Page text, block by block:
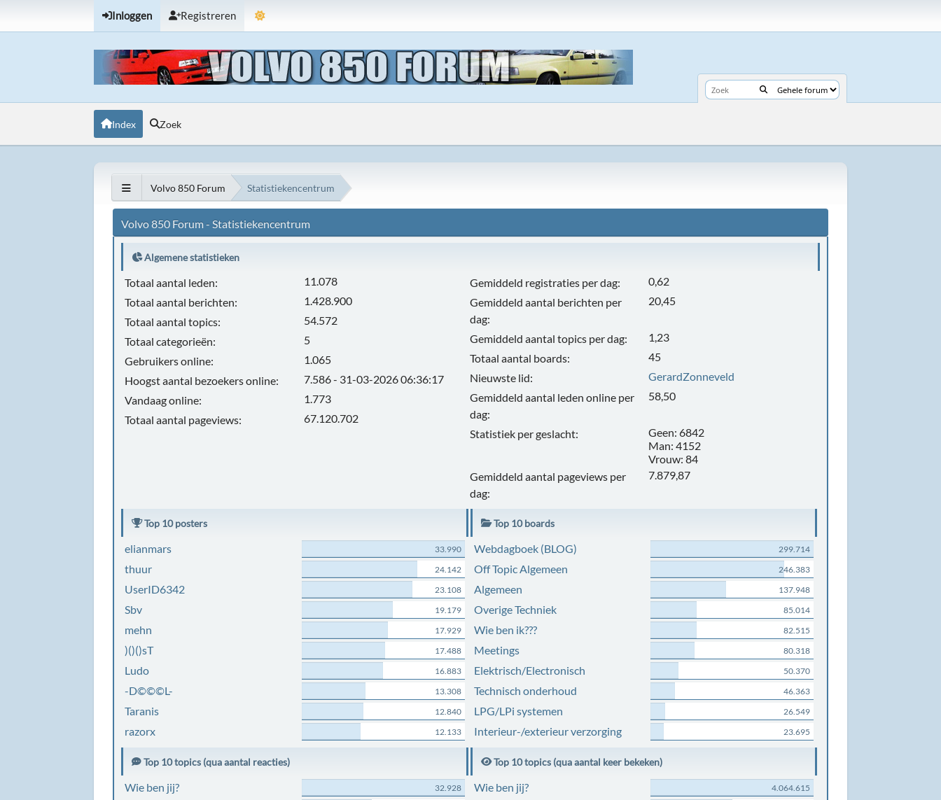
Inloggen Registreren
Index Zoek
Volvo 850 Forum Statistiekencentrum
Volvo 850 Forum - Statistiekencentrum
Algemene statistieken
Totaal aantal leden:
11.078
Totaal aantal berichten:
1.428.900
Totaal aantal topics:
54.572
Totaal categorieën:
5
Gebruikers online:
1.065
Hoogst aantal bezoekers online:
7.586 - 31-03-2026 06:36:17
Vandaag online:
1.773
Totaal aantal pageviews:
67.120.702
Gemiddeld registraties per dag:
0,62
Gemiddeld aantal berichten per
dag:
20,45
Gemiddeld aantal topics per dag:
1,23
Totaal aantal boards:
45
Nieuwste lid:
GerardZonneveld
Gemiddeld aantal leden online per
dag:
58,50
Statistiek per geslacht:
Geen: 6842
Man: 4152
Vrouw: 84
Gemiddeld aantal pageviews per
dag:
7.879,87
Top 10 posters
elianmars 33.990
thuur 24.142
UserID6342 23.108
Sbv 19.179
mehn 17.929
)()()sT 17.488
Ludo 16.883
-D©©©L- 13.308
Taranis 12.840
razorx 12.133
Top 10 boards
Webdagboek (BLOG) 299.714
Off Topic Algemeen 246.383
Algemeen 137.948
Overige Techniek 85.014
Wie ben ik??? 82.515
Meetings 80.318
Elektrisch/Electronisch 50.370
Technisch onderhoud 46.363
LPG/LPi systemen 26.549
Interieur-/exterieur verzorging 23.695
Top 10 topics (qua aantal reacties)
Wie ben jij? 32.928
Top 10 topics (qua aantal keer bekeken)
Wie ben jij? 4.064.615